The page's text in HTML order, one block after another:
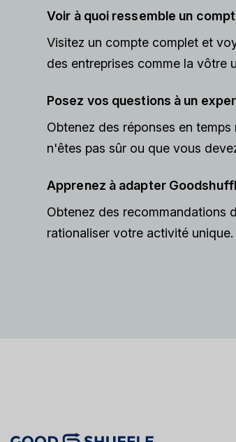
Voir à quoi ressemble un
Visitez un compte complet et
des entreprises comme la vôtre
Posez vos questions à un
Obtenez des réponses en
n'êtes pas sûr ou que vous
Apprenez à adapter
Obtenez des recommandations
rationaliser votre activité unique.